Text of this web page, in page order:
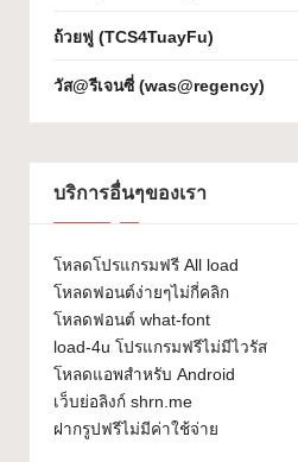
ต์
W
h
at
-
F
o
n
t
ถ้วยฟู (TCS4TuayFu)
วัส@รีเจนซี่ (was@regency)
บริการอื่นๆของเรา
โหลดโปรแกรมฟรี All load
โหลดฟอนต์ง่ายๆไม่กี่คลิก
โหลดฟอนต์ what-font
load-4u โปรแกรมฟรีไม่มีไวรัส
โหลดแอพสำหรับ Android
เว็บย่อลิงก์ shrn.me
ฝากรูปฟรีไม่มีค่าใช้จ่าย